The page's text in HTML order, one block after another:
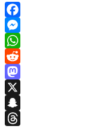
Facebook
Messenger
WhatsApp
Reddit
Mastodon
X
Snapchat